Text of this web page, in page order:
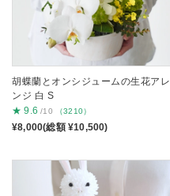
胡蝶蘭とオンシジュームの生花アレ
ンジ 白 S
★ 9.6 /10 （3210）
¥8,000(総額 ¥10,500)